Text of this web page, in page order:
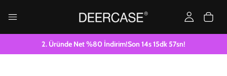
2. Üründe Net %80 İndirim!Son14s15dk 56sn!